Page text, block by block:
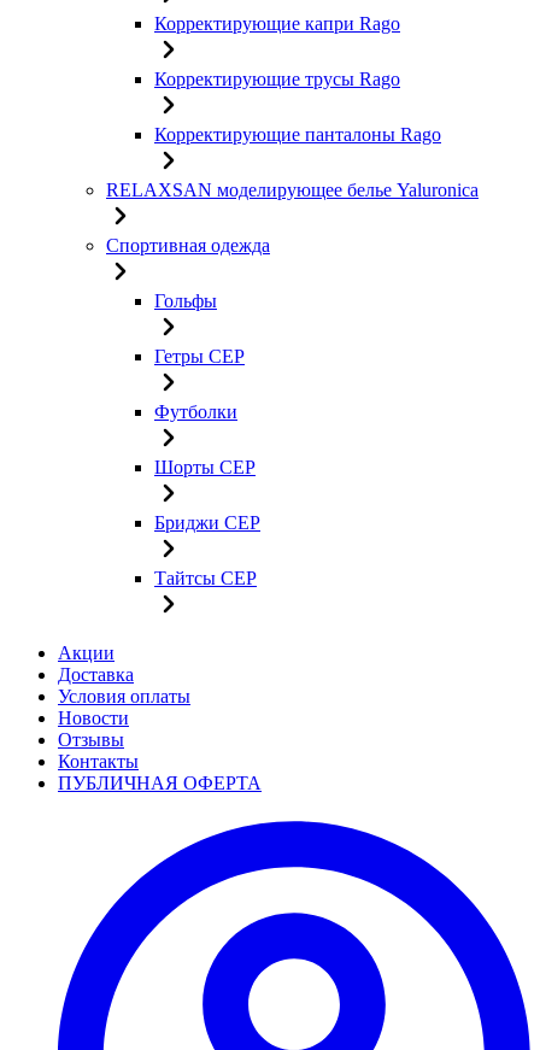
Корректирующие капри Rago
Корректирующие трусы Rago
Корректирующие панталоны Rago
RELAXSAN моделирующее белье Yaluroniсa
Спортивная одежда
Гольфы
Гетры CEP
Футболки
Шорты CEP
Бриджи CEP
Тайтсы CEP
Акции
Доставка
Условия оплаты
Новости
Отзывы
Контакты
ПУБЛИЧНАЯ ОФЕРТА